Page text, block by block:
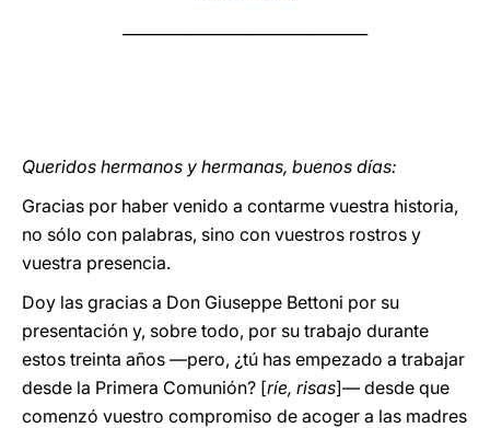
Queridos hermanos y hermanas, buenos días:
Gracias por haber venido a contarme vuestra historia,
no sólo con palabras, sino con vuestros rostros y
vuestra presencia.
Doy las gracias a Don Giuseppe Bettoni por su
presentación y, sobre todo, por su trabajo durante
estos treinta años —pero, ¿tú has empezado a trabajar
desde la Primera Comunión? [ríe, risas]— desde que
comenzó vuestro compromiso de acoger a las madres